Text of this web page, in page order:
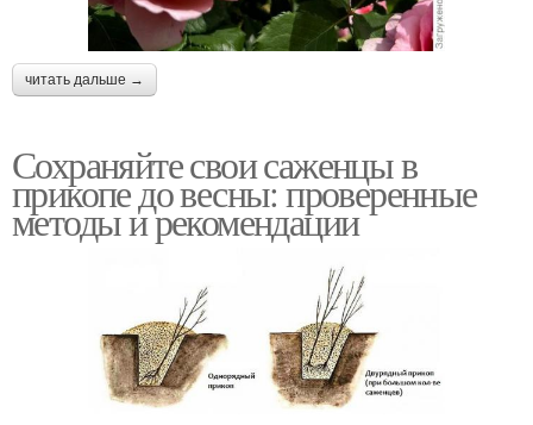
читать дальше →
Сохраняйте свои саженцы в
прикопе до весны: проверенные
методы и рекомендации